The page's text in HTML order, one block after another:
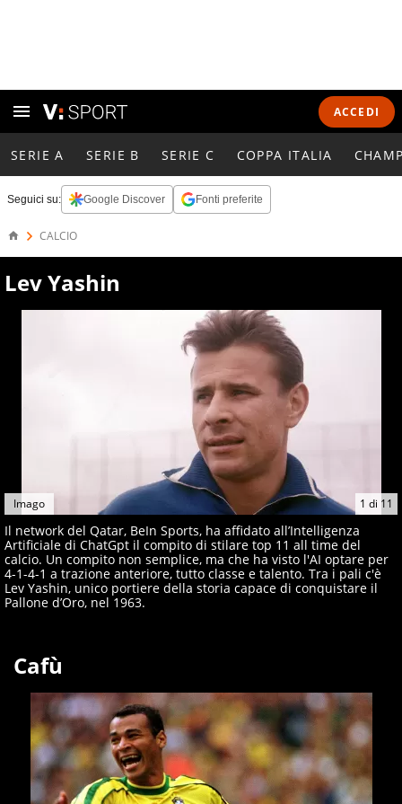
ACCEDI
SERIE A SERIE B SERIE C COPPA ITALIA
Seguici su: Google Discover Fonti preferite
CALCIO
Lev Yashin
1 di 11
Imago
Il network del Qatar, BeIn Sports, ha affidato all’Intelligenza
Artificiale di ChatGpt il compito di stilare top 11 all time del
calcio. Un compito non semplice, ma che ha visto l'AI optare per
4-1-4-1 a trazione anteriore, tutto classe e talento. Tra i pali c'è
Lev Yashin, unico portiere della storia capace di conquistare il
Pallone d’Oro, nel 1963.
Cafù